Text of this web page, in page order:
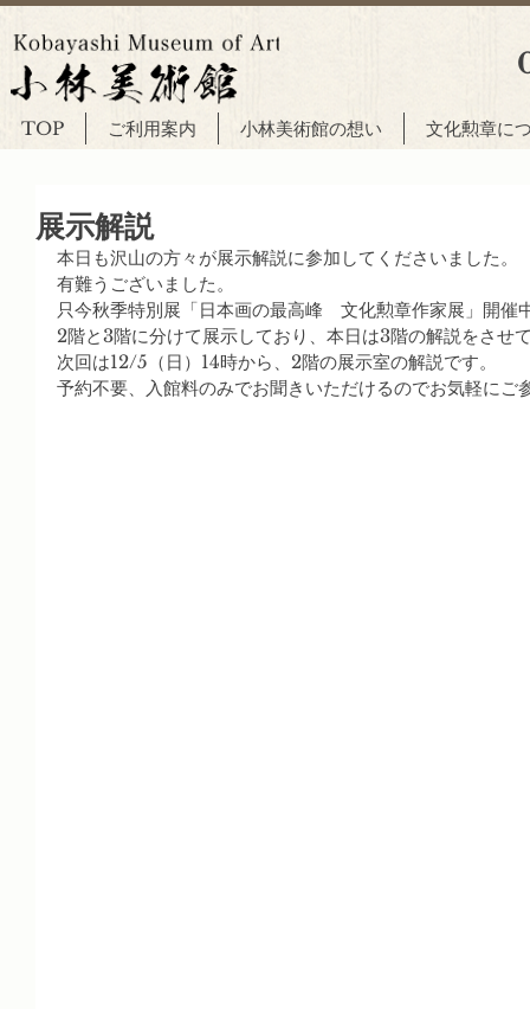
TOP ご利用案内 小林美術館の想い 文化勲章に
展示解説
本日も沢山の方々が展示解説に参加してくださいました。
有難うございました。
只今秋季特別展「日本画の最高峰　文化勲章作家展」開催
2階と3階に分けて展示しており、本日は3階の解説をさせ
次回は12/5（日）14時から、2階の展示室の解説です。
予約不要、入館料のみでお聞きいただけるのでお気軽にご